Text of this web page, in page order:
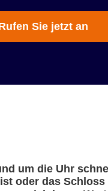
Sie jetzt an
um die Uhr
oder das